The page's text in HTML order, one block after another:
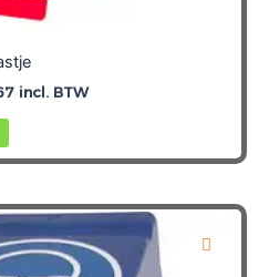
incl. BTW